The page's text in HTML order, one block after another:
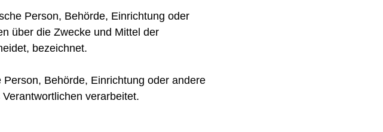
Person, Behörde, Einrichtung oder
über die Zwecke und Mittel der
bezeichnet.
Behörde, Einrichtung oder andere
verarbeitet.